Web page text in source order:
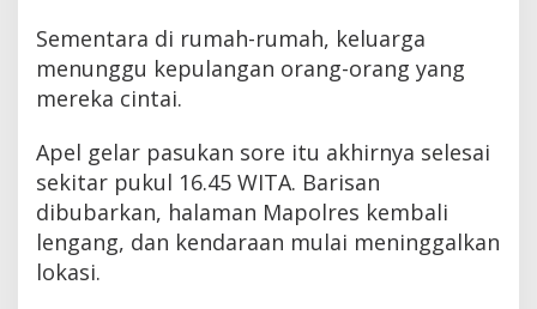
Sementara di rumah-rumah, keluarga
menunggu kepulangan orang-orang yang
mereka cintai.
Apel gelar pasukan sore itu akhirnya selesai
sekitar pukul 16.45 WITA. Barisan
dibubarkan, halaman Mapolres kembali
lengang, dan kendaraan mulai meninggalkan
lokasi.